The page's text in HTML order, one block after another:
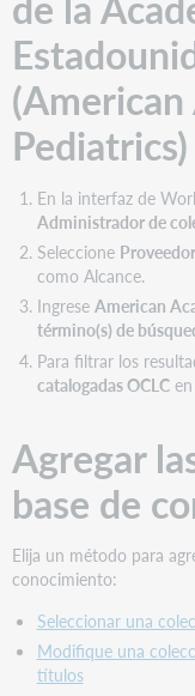
conocimiento
Elija
las
instrucciones
se
a
sus
necesidades
Obtener
registros
MARC
de
WorldCat
de
WorldCat
Descargar
Usar
los
datos
de
la
colección
Pediatrics)
En la interfaz de
Administrador de
Seleccione Proveedor
como Alcance.
Ingrese American
término(s) de
Para filtrar los
catalogadas OCLCen
Agregar
base de
Elija un método para
conocimiento:
Seleccionar una
Modifique una
títulos